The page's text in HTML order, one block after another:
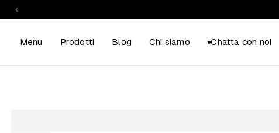
Menu Prodotti Blog Chi siamo Chatta con noi